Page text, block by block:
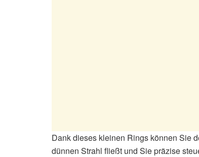
Dank dieses kleinen Rings können Sie
dünnen Strahl fließt und Sie präzise